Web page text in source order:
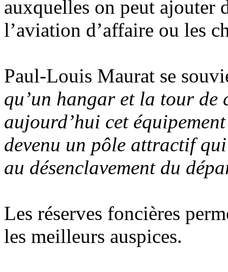
auxquelles on peut ajouter
l’aviation d’affaire ou les
Paul-Louis Maurat se
qu’un hangar et la tour
aujourd’hui cet
devenu un pôle attractif
au désenclavement du
Les réserves foncières
les meilleurs auspices.